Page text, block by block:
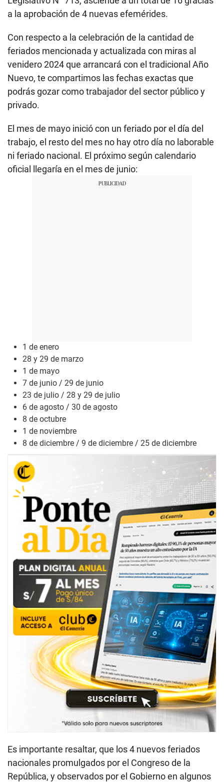
a la aprobación de 4 nuevas efemérides.
Con respecto a la celebración de la cantidad de
feriados mencionada y actualizada con miras al
venidero 2024 que arrancará con el tradicional Año
Nuevo, te compartimos las fechas exactas que
podrás gozar como trabajador del sector público y
privado.
El mes de mayo inició con un feriado por el día del
trabajo, el resto del mes no hay otro día no laborable
ni feriado nacional. El próximo según calendario
oficial llegaría en el mes de junio:
1 de enero
28 y 29 de marzo
1 de mayo
7 de junio / 29 de junio
23 de julio / 28 y 29 de julio
6 de agosto / 30 de agosto
8 de octubre
1 de noviembre
8 de diciembre / 9 de diciembre / 25 de diciembre
Es importante resaltar, que los 4 nuevos feriados
nacionales promulgados por el Congreso de la
República, y observados por el Gobierno en algunos